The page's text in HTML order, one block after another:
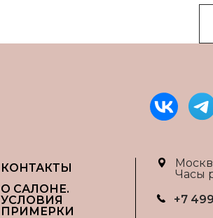
КОНТАКТЫ
О САЛОНЕ.
УСЛОВИЯ
ПРИМЕРКИ
Часы
+7